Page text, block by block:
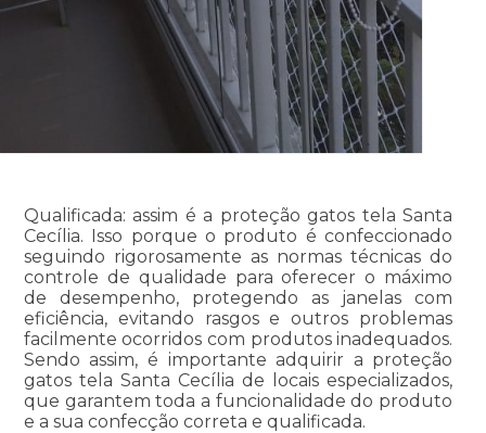
Qualificada: assim é a proteção gatos tela Santa
Cecília. Isso porque o produto é confeccionado
seguindo rigorosamente as normas técnicas do
controle de qualidade para oferecer o máximo
de desempenho, protegendo as janelas com
eficiência, evitando rasgos e outros problemas
facilmente ocorridos com produtos inadequados.
Sendo assim, é importante adquirir a proteção
gatos tela Santa Cecília de locais especializados,
que garantem toda a funcionalidade do produto
e a sua confecção correta e qualificada.